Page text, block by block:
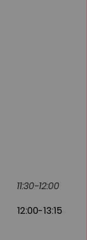
11:30-12:00
12:00-13:15